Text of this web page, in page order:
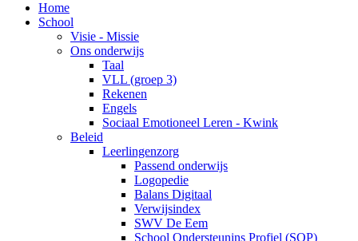
Home
School
Visie - Missie
Ons onderwijs
Taal
VLL (groep 3)
Rekenen
Engels
Sociaal Emotioneel Leren - Kwink
Beleid
Leerlingenzorg
Passend onderwijs
Logopedie
Balans Digitaal
Verwijsindex
SWV De Eem
School Ondersteunins Profiel (SOP)